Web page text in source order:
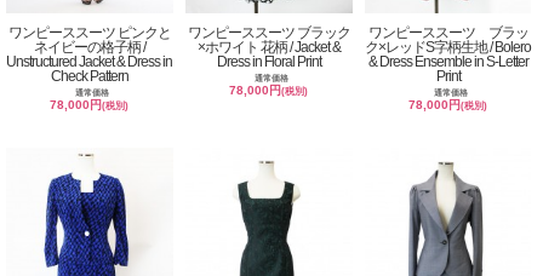
ワンピーススーツ ピンクと
ネイビーの格子柄 /
Unstructured Jacket & Dress in
Check Pattern
通常価格
78,000円(税別)
ワンピーススーツ ブラック
×ホワイト 花柄 / Jacket &
Dress in Floral Print
通常価格
78,000円(税別)
ワンピーススーツ ブラッ
ク×レッドS字柄生地 / Bolero
& Dress Ensemble in S-Letter
Print
通常価格
78,000円(税別)